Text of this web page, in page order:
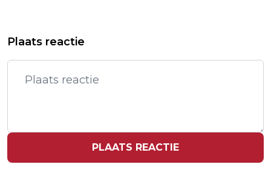
FANZONE DORTMUND
ARCHEGOS-OPRICHTER SCHULDIG
AAN FRAUDE NA INSTORTING FONDS
Plaats reactie
PLAATS REACTIE